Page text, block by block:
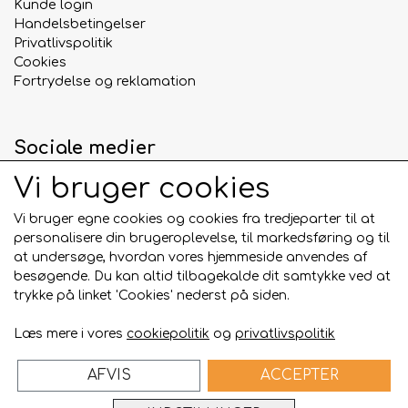
tyggegodbidder til hunde, der elsker udfordrende
snacks. Den hårde konsistens giver langvarig
beskæftigelse og gør dem til et oplagt valg som
belønning eller hyggesnack mellem måltiderne.
langtidsholdbar snack med masser af
tyggeglæde. 🐴🐾🦴
Whesco Nature, er kendetegnet ved en 100%
naturlig godbid til din hund.
Whesco Nature findes i mange forskellige
varianter og kommer fra producenter i EU.
Whesco Nature er kendetegnet for kvalitet og
Kunde login
Handelsbetingelser
Privatlivspolitik
Cookies
Fortrydelse og reklamation
Sociale medier
Betalingskort
Bygget på ideal.shop
Vi bruger cookies
Vi bruger egne cookies og cookies fra tredjeparter til at
personalisere din brugeroplevelse, til markedsføring og til
at undersøge, hvordan vores hjemmeside anvendes af
besøgende. Du kan altid tilbagekalde dit samtykke ved at
trykke på linket 'Cookies' nederst på siden.
Læs mere i vores cookiepolitik og privatlivspolitik
AFVIS ACCEPTER